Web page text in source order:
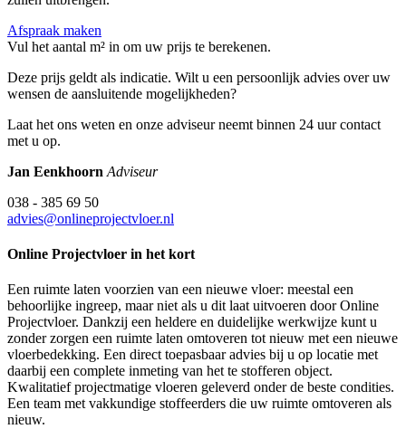
Afspraak maken
Vul het aantal m² in om uw prijs te berekenen.
Deze prijs geldt als indicatie. Wilt u een persoonlijk advies over uw
wensen de aansluitende mogelijkheden?
Laat het ons weten en onze adviseur neemt binnen 24 uur contact
met u op.
Jan Eenkhoorn Adviseur
038 - 385 69 50
advies@onlineprojectvloer.nl
Online Projectvloer in het kort
Een ruimte laten voorzien van een nieuwe vloer: meestal een
behoorlijke ingreep, maar niet als u dit laat uitvoeren door Online
Projectvloer. Dankzij een heldere en duidelijke werkwijze kunt u
zonder zorgen een ruimte laten omtoveren tot nieuw met een nieuwe
vloerbedekking. Een direct toepasbaar advies bij u op locatie met
daarbij een complete inmeting van het te stofferen object.
Kwalitatief projectmatige vloeren geleverd onder de beste condities.
Een team met vakkundige stoffeerders die uw ruimte omtoveren als
nieuw.